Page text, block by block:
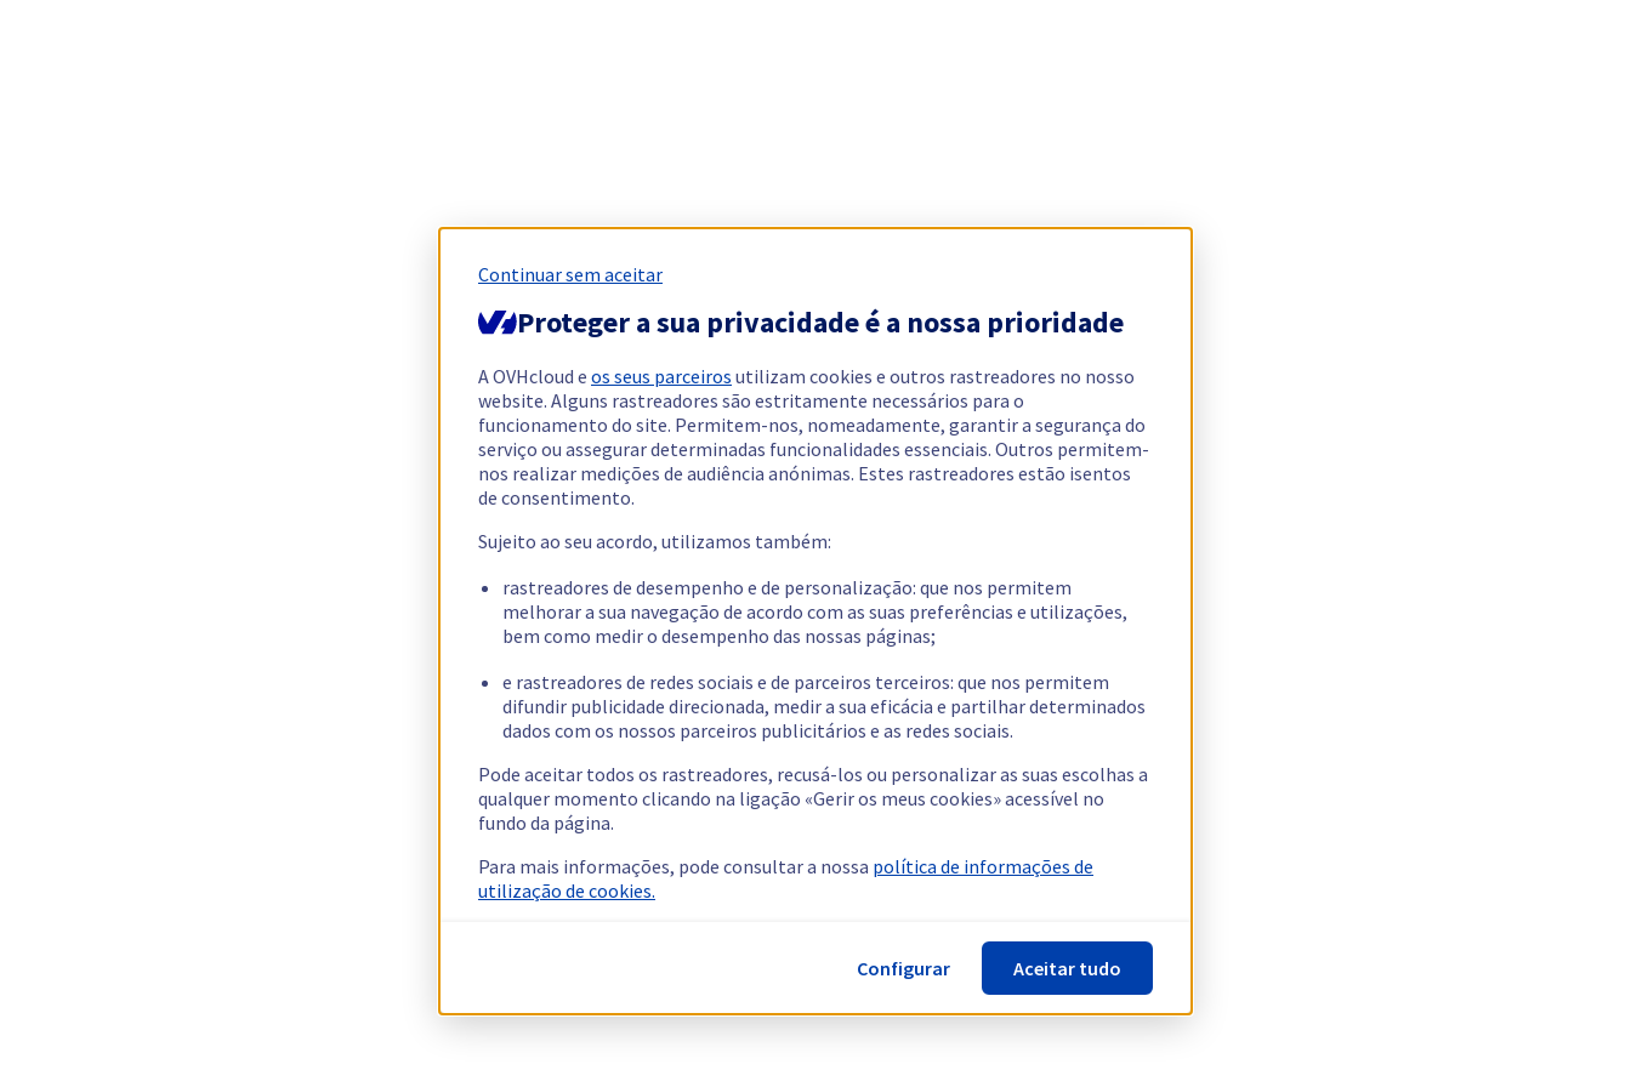
Continuar sem aceitar
Proteger a sua privacidade é a nossa prioridade
A OVHcloud e os seus parceiros utilizam cookies e outros rastreadores no nosso
website. Alguns rastreadores são estritamente necessários para o
funcionamento do site. Permitem-nos, nomeadamente, garantir a segurança do
serviço ou assegurar determinadas funcionalidades essenciais. Outros permitem-
nos realizar medições de audiência anónimas. Estes rastreadores estão isentos
de consentimento.
Sujeito ao seu acordo, utilizamos também:
rastreadores de desempenho e de personalização: que nos permitem
melhorar a sua navegação de acordo com as suas preferências e utilizações,
bem como medir o desempenho das nossas páginas;
e rastreadores de redes sociais e de parceiros terceiros: que nos permitem
difundir publicidade direcionada, medir a sua eficácia e partilhar determinados
dados com os nossos parceiros publicitários e as redes sociais.
Pode aceitar todos os rastreadores, recusá-los ou personalizar as suas escolhas a
qualquer momento clicando na ligação «Gerir os meus cookies» acessível no
fundo da página.
Para mais informações, pode consultar a nossa política de informações de
utilização de cookies.
Configurar Aceitar tudo